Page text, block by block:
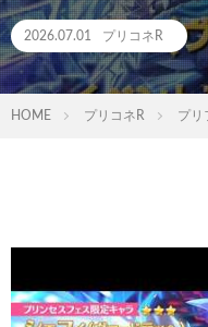
2026.07.01 プリコネR
HOME プリコネR プリ